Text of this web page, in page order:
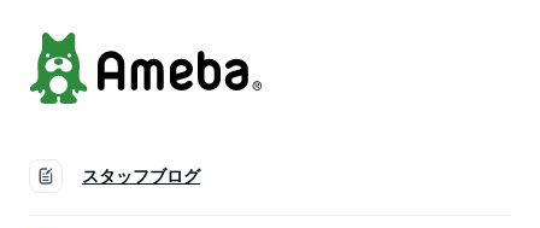
スタッフブログ